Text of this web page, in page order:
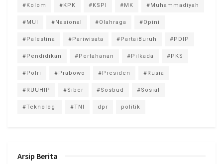
#Kolom #KPK #KSPI #MK #Muhammadiyah
#MUI #Nasional #Olahraga #Opini
#Palestina #Pariwisata #PartaiBuruh #PDIP
#Pendidikan #Pertahanan #Pilkada #PKS
#Polri #Prabowo #Presiden #Rusia
#RUUHIP #Siber #Sosbud #Sosial
#Teknologi #TNI dpr politik
Arsip Berita